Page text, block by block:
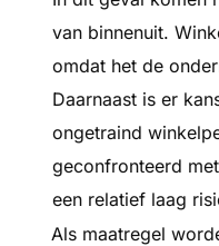
van binnenuit.
omdat het de
Daarnaast is er
ongetraind
geconfronteerd
een relatief laag
Als maatregel